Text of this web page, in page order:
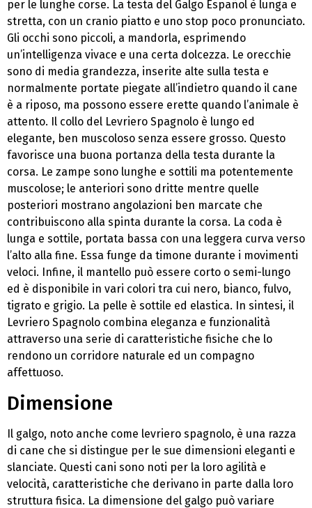
per le lunghe corse. La testa del Galgo Español è lunga e
stretta, con un cranio piatto e uno stop poco pronunciato.
Gli occhi sono piccoli, a mandorla, esprimendo
un’intelligenza vivace e una certa dolcezza. Le orecchie
sono di media grandezza, inserite alte sulla testa e
normalmente portate piegate all’indietro quando il cane
è a riposo, ma possono essere erette quando l’animale è
attento. Il collo del Levriero Spagnolo è lungo ed
elegante, ben muscoloso senza essere grosso. Questo
favorisce una buona portanza della testa durante la
corsa. Le zampe sono lunghe e sottili ma potentemente
muscolose; le anteriori sono dritte mentre quelle
posteriori mostrano angolazioni ben marcate che
contribuiscono alla spinta durante la corsa. La coda è
lunga e sottile, portata bassa con una leggera curva verso
l’alto alla fine. Essa funge da timone durante i movimenti
veloci. Infine, il mantello può essere corto o semi-lungo
ed è disponibile in vari colori tra cui nero, bianco, fulvo,
tigrato e grigio. La pelle è sottile ed elastica. In sintesi, il
Levriero Spagnolo combina eleganza e funzionalità
attraverso una serie di caratteristiche fisiche che lo
rendono un corridore naturale ed un compagno
affettuoso.
Dimensione
Il galgo, noto anche come levriero spagnolo, è una razza
di cane che si distingue per le sue dimensioni eleganti e
slanciate. Questi cani sono noti per la loro agilità e
velocità, caratteristiche che derivano in parte dalla loro
struttura fisica. La dimensione del galgo può variare